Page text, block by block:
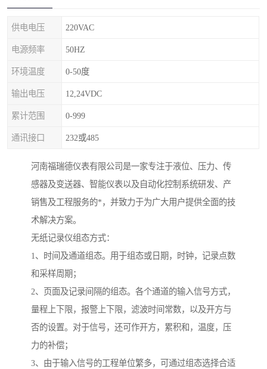
供电电压 220VAC
电源频率 50HZ
环境温度 0-50度
输出电压 12,24VDC
累计范围 0-999
通讯接口 232或485
河南福瑞德仪表有限公司是一家专注于液位、压力、传
感器及变送器、智能仪表以及自动化控制系统研发、产
销售及工程服务的*，并致力于为广大用户提供全面的技
术解决方案。
无纸记录仪组态方式：
1、时间及通道组态。用于组态或日期，时钟，记录点数
和采样周期；
2、页面及记录间隔的组态。各个通道的输入信号方式，
量程上下限，报警上下限，滤波时间常数，以及开方与
否的设置。对于信号，还可作开方，累积和，温度，压
力的补偿；
3、由于输入信号的工程单位繁多，可通过组态选择合适